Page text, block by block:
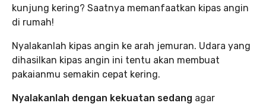
kunjung kering? Saatnya memanfaatkan kipas angin
di rumah!
Nyalakanlah kipas angin ke arah jemuran. Udara yang
dihasilkan kipas angin ini tentu akan membuat
pakaianmu semakin cepat kering.
Nyalakanlah dengan kekuatan sedang agar